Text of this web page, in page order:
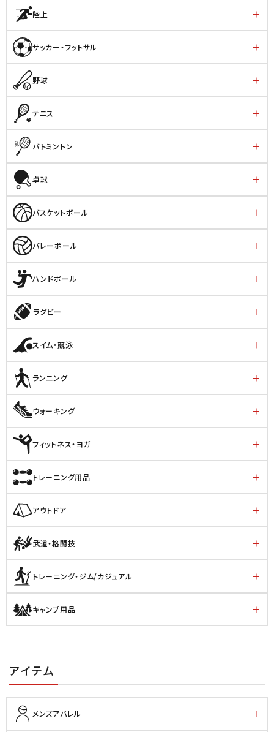
陸上
サッカー・フットサル
野球
テニス
バトミントン
卓球
バスケットボール
バレーボール
ハンドボール
ラグビー
スイム・競泳
ランニング
ウォーキング
フィットネス・ヨガ
トレーニング用品
アウトドア
武道・格闘技
トレーニング・ジム/カジュアル
キャンプ用品
アイテム
メンズアパレル